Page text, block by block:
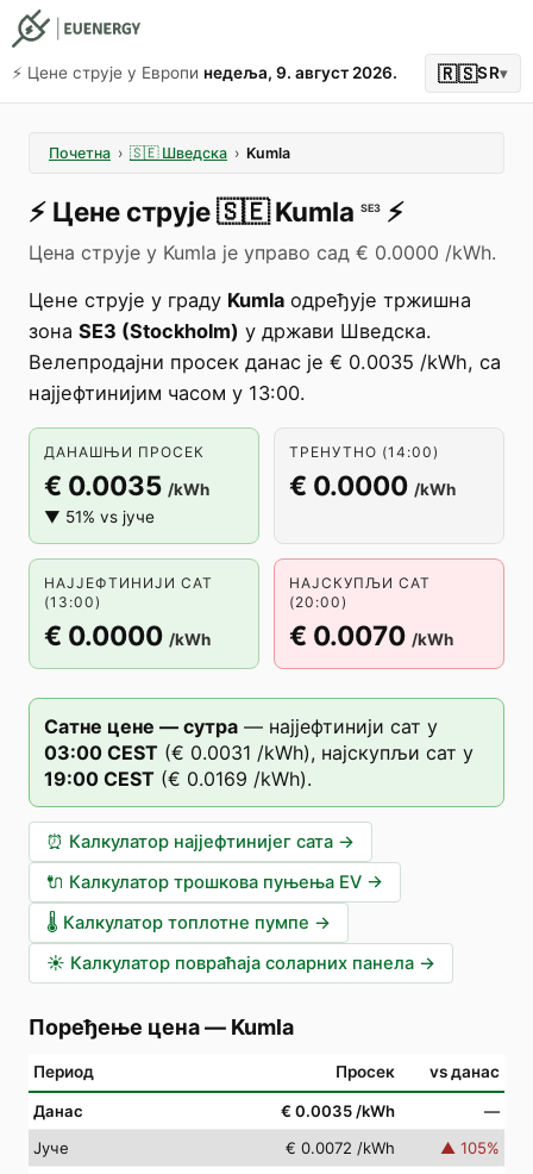
⚡️ Цене струје у Европи недеља, 9. август 2026. 🇷🇸SR▾
Почетна › 🇸🇪 Шведска › Kumla
⚡️ Цене струје🇸🇪 Kumla SE3 ⚡️
Цена струје у Kumla је управо сад € 0.0000 /kWh.
Цене струје у граду Kumla одређује тржишна
зона SE3 (Stockholm) у држави Шведска.
Велепродајни просек данас је € 0.0035 /kWh, са
најјефтинијим часом у 13:00.
ДАНАШЊИ ПРОСЕК
€ 0.0035 /kWh
▼ 51% vs јуче
ТРЕНУТНО (14:00)
€ 0.0000 /kWh
НАЈЈЕФТИНИЈИ САТ
(13:00)
€ 0.0000 /kWh
НАЈСКУПЉИ САТ
(20:00)
€ 0.0070 /kWh
Сатне цене — сутра — најјефтинији сат у
03:00 CEST (€ 0.0031 /kWh), најскупљи сат у
19:00 CEST (€ 0.0169 /kWh).
⏰ Калкулатор најјефтинијег сата →
🔌 Калкулатор трошкова пуњења EV →
🌡️ Калкулатор топлотне пумпе →
☀️ Калкулатор повраћаја соларних панела →
Поређење цена— Kumla
Период Просек vs данас
Данас € 0.0035 /kWh
—
Јуче
€ 0.0072 /kWh ▲ 105%